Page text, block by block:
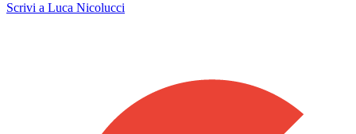
Scrivi a Luca Nicolucci